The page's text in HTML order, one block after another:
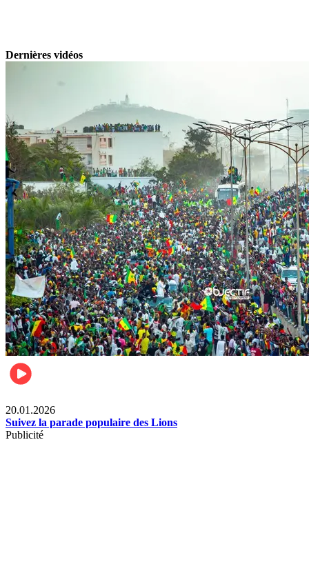
Dernières vidéos
20.01.2026
Suivez la parade populaire des Lions
Publicité